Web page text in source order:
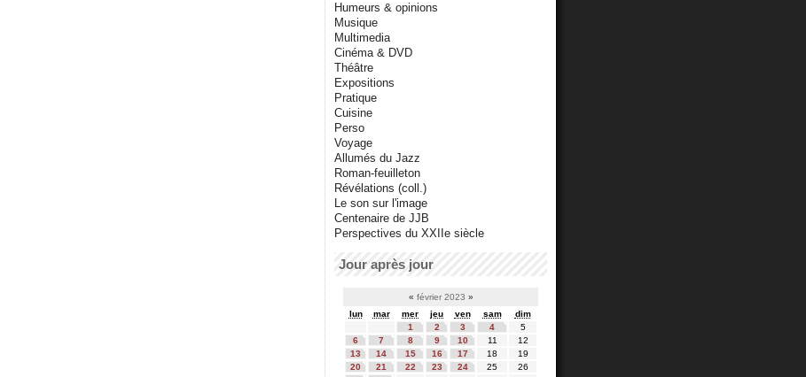
Humeurs & opinions
Musique
Multimedia
Cinéma & DVD
Théâtre
Expositions
Pratique
Cuisine
Perso
Voyage
Allumés du Jazz
Roman-feuilleton
Révélations (coll.)
Le son sur l'image
Centenaire de JJB
Perspectives du XXIIe siècle
Jour après jour
« février 2023 »
lun
mar mer jeu ven sam
dim
1
2 3 4
5
6
7 8 9 10 11
12
13
14 15 16 17 18
19
20
21 22 23 24 25
26